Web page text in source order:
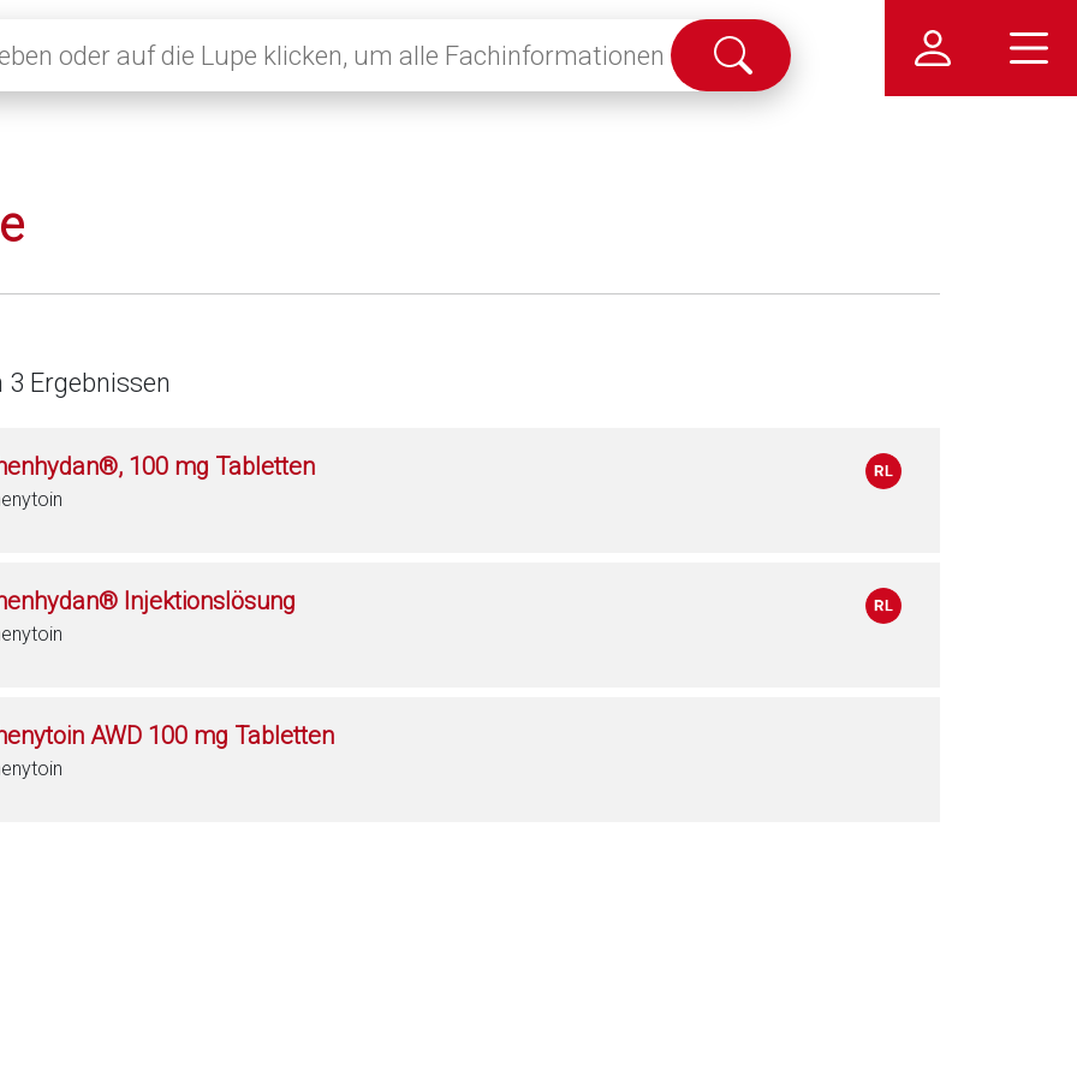
Suche
abschicken
3 Ergebnissen
100 mg Tabletten
Injektionslösung
AWD 100 mg Tabletten